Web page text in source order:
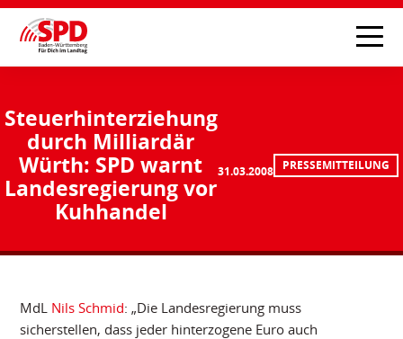
Steuerhinterziehung
durch Milliardär
Würth: SPD warnt
Landesregierung vor
Kuhhandel
31.03.2008 PRESSEMITTEILUNG
MdL Nils Schmid: „Die Landesregierung muss
sicherstellen, dass jeder hinterzogene Euro auch